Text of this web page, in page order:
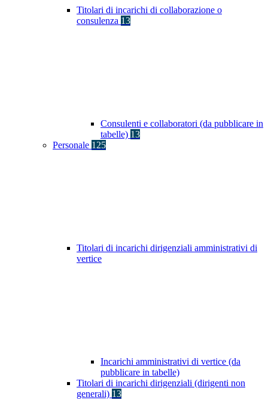
Titolari di incarichi di collaborazione o
consulenza 13
Consulenti e collaboratori (da pubblicare in
tabelle) 13
Personale 125
Titolari di incarichi dirigenziali amministrativi di
vertice
Incarichi amministrativi di vertice (da
pubblicare in tabelle)
Titolari di incarichi dirigenziali (dirigenti non
generali) 13